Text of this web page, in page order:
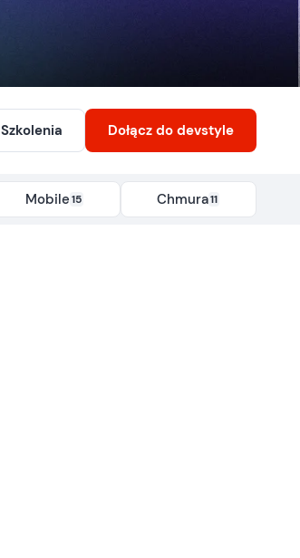
Szkolenia Dołącz do devstyle
Mobile15 Chmura11